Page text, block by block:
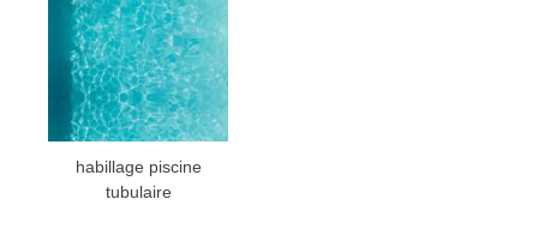
habillage piscine
tubulaire